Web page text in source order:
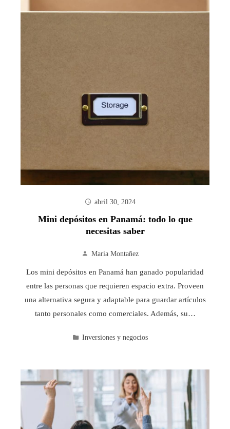
abril 30, 2024
Mini depósitos en Panamá: todo lo que
necesitas saber
Maria Montañez
Los mini depósitos en Panamá han ganado popularidad
entre las personas que requieren espacio extra. Proveen
una alternativa segura y adaptable para guardar artículos
tanto personales como comerciales. Además, su…
Inversiones y negocios